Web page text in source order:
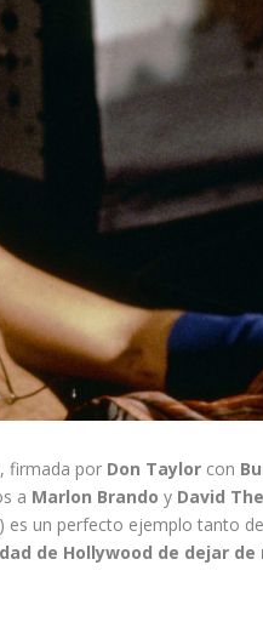
firmada por Don Taylor con
a Marlon Brando y David
es un perfecto ejemplo tanto
de Hollywood de dejar